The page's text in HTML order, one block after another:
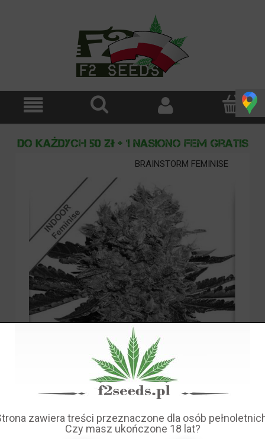
BRAINSTORM FEMINISE
zawiera treści przeznaczone dla osób
Czy masz ukończone 18 lat?